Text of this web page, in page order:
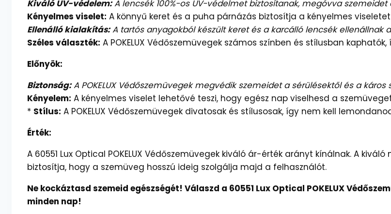
Kiváló UV-védelem:A lencsék 100%-os UV-védelmet biztosítanak, megóvva szemeidet
Kényelmes viselet: A könnyű keret és a puha párnázás biztosítja a kényelmes
Ellenálló kialakítás:A tartós anyagokból készült keret és a karcálló lencsék ellenállnak
Széles választék: A POKELUX Védőszemüvegek számos színben és stílusban
Előnyök:
Biztonság:A POKELUX Védőszemüvegek megvédik szemeidet a sérülésektől és a káros
Kényelem: A kényelmes viselet lehetővé teszi, hogy egész nap viselhesd a
* Stílus: A POKELUX Védőszemüvegek divatosak és stílusosak, így nem kell
Érték:
A 60551 Lux Optical POKELUX Védőszemüvegek kiváló ár-érték arányt kínálnak. A
biztosítja, hogy a szemüveg hosszú ideig szolgálja majd a felhasználót.
Ne kockáztasd szemeid egészségét! Válaszd a 60551 Lux Optical POKELUX
minden nap!